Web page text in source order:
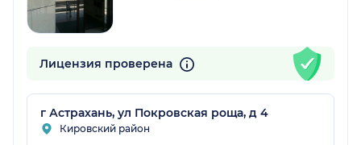
Лицензия проверена
г Астрахань, ул Покровская роща, д 4
Кировский район